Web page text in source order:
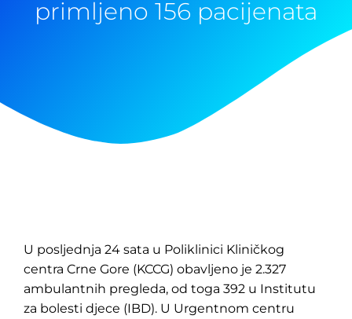
primljeno 156 pacijenata
U posljednja 24 sata u Poliklinici Kliničkog
centra Crne Gore (KCCG) obavljeno je 2.327
ambulantnih pregleda, od toga 392 u Institutu
za bolesti djece (IBD). U Urgentnom centru